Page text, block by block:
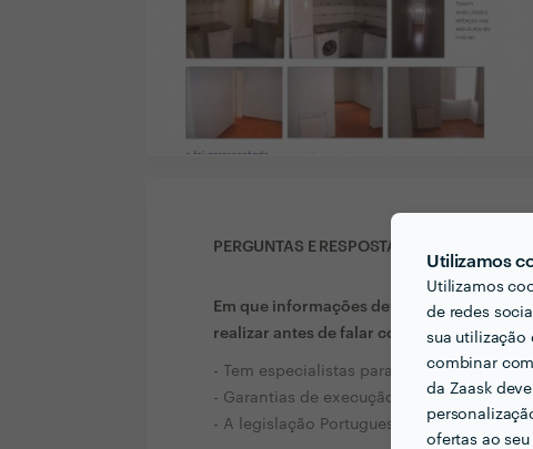
Utilizamos
Utilizamos
de redes
sua utilização
combinar
da Zaask
ofertas ao
PERGUNTAS E RESPOSTAS
Em que informações deve um ou uma
realizar antes de falar com profissionais?
- Tem especialistas para as diferentes
- Garantias de execução dentro do prazo?
- A legislação Portuguesa vai ser